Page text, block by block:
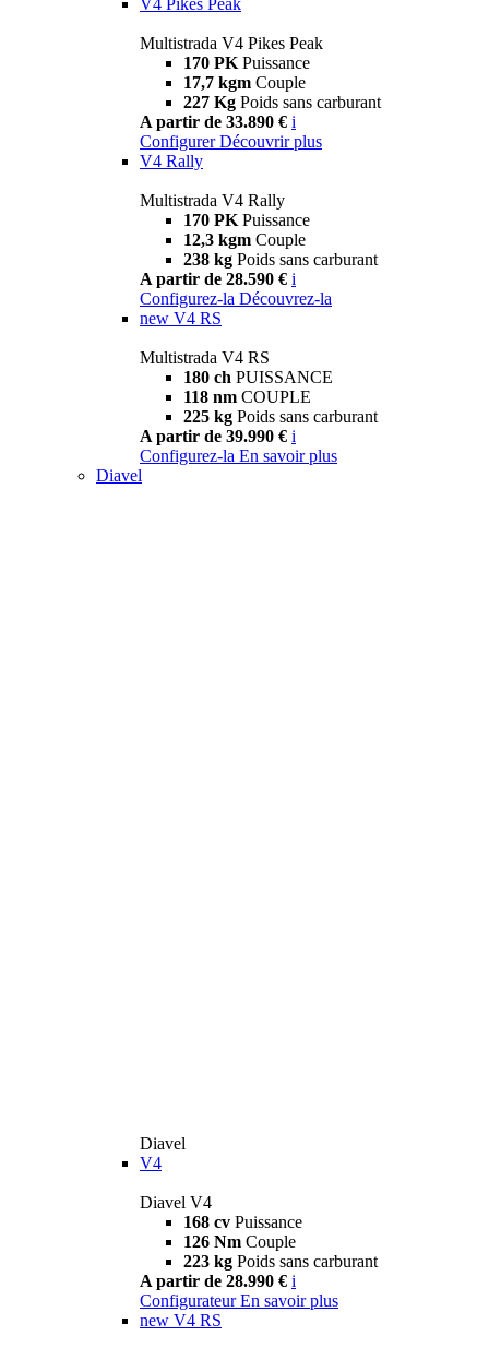
Multistrada V4 Pikes Peak
170 PK Puissance
17,7 kgm Couple
227 Kg Poids sans carburant
A partir de 33.890 € i
Configurer Découvrir plus
V4 Rally
Multistrada V4 Rally
170 PK Puissance
12,3 kgm Couple
238 kg Poids sans carburant
A partir de 28.590 € i
Configurez-la Découvrez-la
new V4 RS
Multistrada V4 RS
180 ch PUISSANCE
118 nm COUPLE
225 kg Poids sans carburant
A partir de 39.990 € i
Configurez-la En savoir plus
Diavel
Diavel
V4
Diavel V4
168 cv Puissance
126 Nm Couple
223 kg Poids sans carburant
A partir de 28.990 € i
Configurateur En savoir plus
new V4 RS